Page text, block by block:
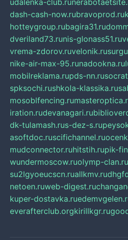
udalenka-club.ru
dash-cash-now.rubravoprod.ru
hotteygroup.rubagira31.ru
dveriland73.runis-glonass51.ru
vrema-zdorov.ruvelonik.ru
nike-air-max-95.runadookna.ru
mobilreklama.rupds-nn.ru
spksochi.rushkola-klassika.ru
mosoblfencing.ru
iration.rudevanagari.ru
dk-tulamash.rus-dez-s.ru
asoftdoc.ruscifichannel.ru
mudconnector.ruhitstih.rupik-
wundermoscow.ruolymp-clan.ru
su2lgyoeucscn.ruallkmv.ru
netoen.ruweb-digest.ru
kuper-dostavka.ru
everafterclub.orgkirillkgr.ru